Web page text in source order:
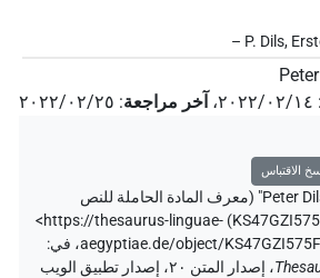
– P. Dils,
: ٢٠٢٢/٠٢/١٤، آخر مراجعة: ٢٠٢٢/٠٢/٢٥
الاقتباس
Peter
معرف المادة الحاملة للنص
)
<https://thesaurus-linguae-
aegyptiae.de/object/، في:
،
إصدار المتن ٢٠، إصدار تطبيق الويب